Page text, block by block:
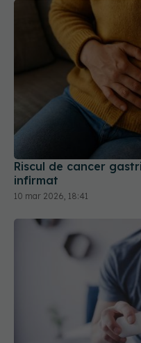
Riscul de cancer
infirmat
10 mar 2026, 18:41